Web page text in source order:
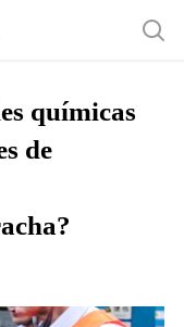
químicas
de